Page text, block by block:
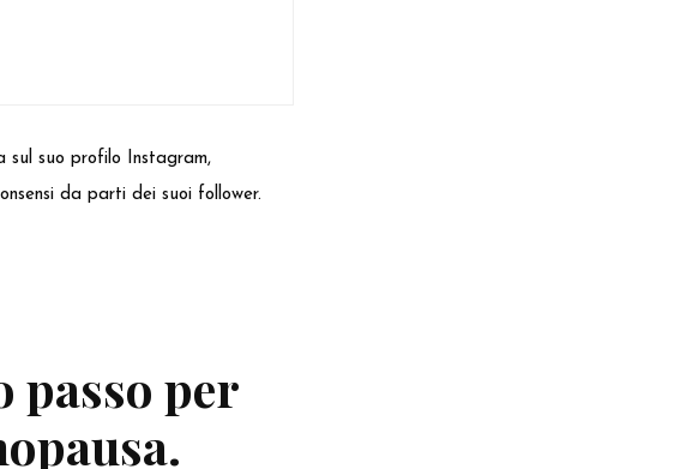
sul suo profilo Instagram,
da parti dei suoi follower.
passo per